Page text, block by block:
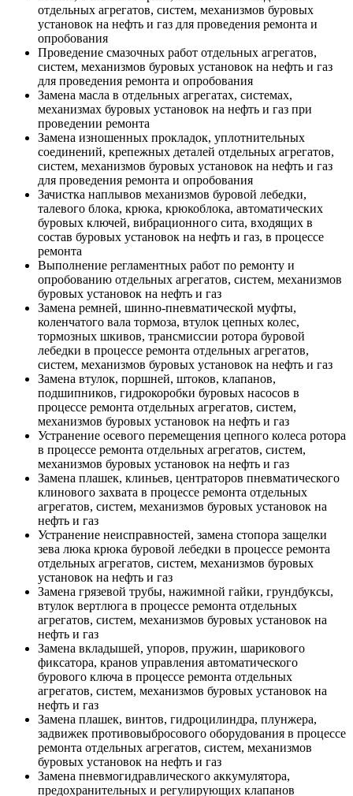
отдельных агрегатов, систем, механизмов буровых
установок на нефть и газ для проведения ремонта и
опробования
Проведение смазочных работ отдельных агрегатов,
систем, механизмов буровых установок на нефть и газ
для проведения ремонта и опробования
Замена масла в отдельных агрегатах, системах,
механизмах буровых установок на нефть и газ при
проведении ремонта
Замена изношенных прокладок, уплотнительных
соединений, крепежных деталей отдельных агрегатов,
систем, механизмов буровых установок на нефть и газ
для проведения ремонта и опробования
Зачистка наплывов механизмов буровой лебедки,
талевого блока, крюка, крюкоблока, автоматических
буровых ключей, вибрационного сита, входящих в
состав буровых установок на нефть и газ, в процессе
ремонта
Выполнение регламентных работ по ремонту и
опробованию отдельных агрегатов, систем, механизмов
буровых установок на нефть и газ
Замена ремней, шинно-пневматической муфты,
коленчатого вала тормоза, втулок цепных колес,
тормозных шкивов, трансмиссии ротора буровой
лебедки в процессе ремонта отдельных агрегатов,
систем, механизмов буровых установок на нефть и газ
Замена втулок, поршней, штоков, клапанов,
подшипников, гидрокоробки буровых насосов в
процессе ремонта отдельных агрегатов, систем,
механизмов буровых установок на нефть и газ
Устранение осевого перемещения цепного колеса ротора
в процессе ремонта отдельных агрегатов, систем,
механизмов буровых установок на нефть и газ
Замена плашек, клиньев, центраторов пневматического
клинового захвата в процессе ремонта отдельных
агрегатов, систем, механизмов буровых установок на
нефть и газ
Устранение неисправностей, замена стопора защелки
зева люка крюка буровой лебедки в процессе ремонта
отдельных агрегатов, систем, механизмов буровых
установок на нефть и газ
Замена грязевой трубы, нажимной гайки, грундбуксы,
втулок вертлюга в процессе ремонта отдельных
агрегатов, систем, механизмов буровых установок на
нефть и газ
Замена вкладышей, упоров, пружин, шарикового
фиксатора, кранов управления автоматического
бурового ключа в процессе ремонта отдельных
агрегатов, систем, механизмов буровых установок на
нефть и газ
Замена плашек, винтов, гидроцилиндра, плунжера,
задвижек противовыбросового оборудования в процессе
ремонта отдельных агрегатов, систем, механизмов
буровых установок на нефть и газ
Замена пневмогидравлического аккумулятора,
предохранительных и регулирующих клапанов